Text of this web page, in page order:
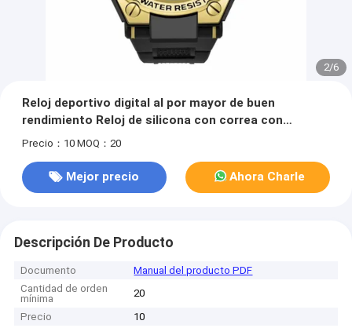
2/6
Reloj deportivo digital al por mayor de buen
rendimiento Reloj de silicona con correa con
característica impermeable
Precio：10 MOQ：20
Mejor precio Ahora Charle
Descripción De Producto
Documento
Manual del producto PDF
Cantidad de orden
mínima
20
Precio
10